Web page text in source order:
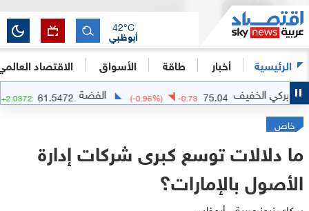
الرئيسية أخبار طاقة الأسواق الاقتصاد
أبوظبي
42°C
75.04
-0.73
(-0.96%) الفضة 61.5472
+2.0372
(+3.42%)
خاص
ما دلالات توسع كبرى شركات إدارة
الأصول بالإمارات؟